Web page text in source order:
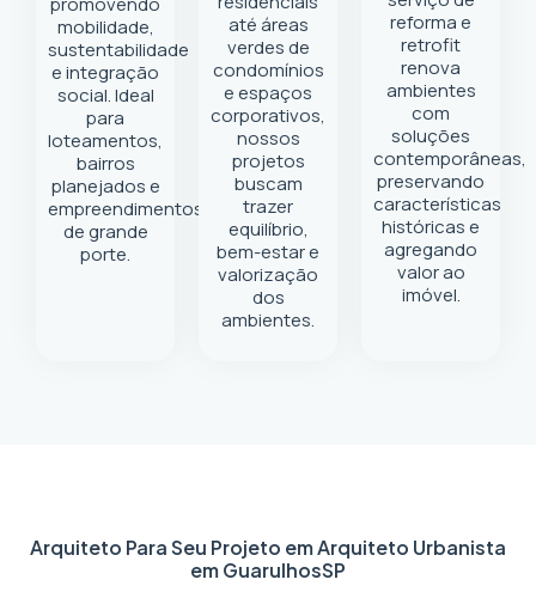
mobilidade,
sustentabilidade
e integração
social. Ideal
para
loteamentos,
bairros
planejados e
empreendimentos
de grande
porte.
até áreas
verdes de
condomínios
e espaços
corporativos,
nossos
projetos
buscam
trazer
equilíbrio,
bem-estar e
valorização
dos
ambientes.
reforma e
retrofit
renova
ambientes
com
soluções
contemporâneas,
preservando
características
históricas e
agregando
valor ao
imóvel.
Arquiteto Para Seu Projeto emArquiteto Urbanista
em GuarulhosSP